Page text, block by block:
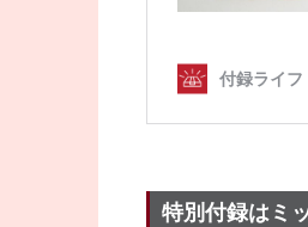
特別付録はミ